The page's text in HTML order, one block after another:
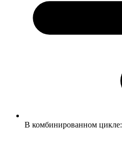
В комбинированном цикле: